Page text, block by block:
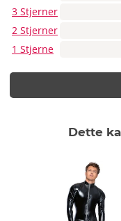
3 Stjerner
2 Stjerner
1 Stjerne
Dette